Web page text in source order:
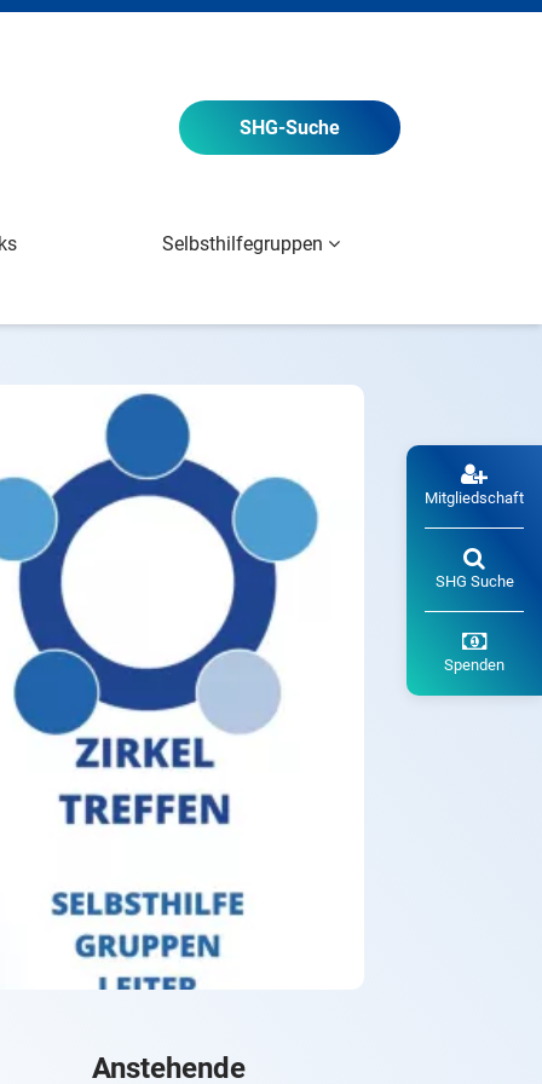
SHG-Suche
Selbsthilfegruppen
Mitgliedschaft
SHG Suche
Spenden
Anstehende